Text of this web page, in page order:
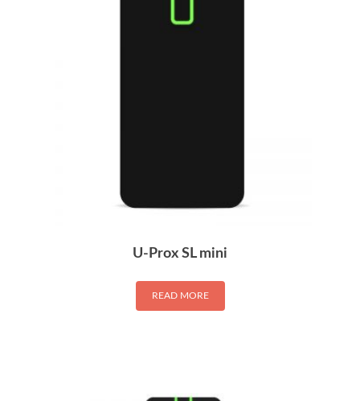
U-Prox SL mini
READ MORE